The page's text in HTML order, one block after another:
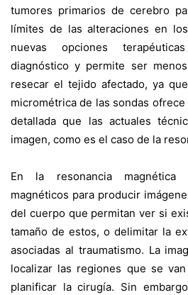
tumores primarios de cerebro
límites de las alteraciones en
nuevas opciones
diagnóstico y permite ser
resecar el tejido afectado, ya
micrométrica de las sondas
detallada que las actuales
imagen, como es el caso de la
En la resonancia magnética
magnéticos para producir
del cuerpo que permitan ver si
tamaño de estos, o delimitar la
asociadas al traumatismo. La
localizar las regiones que se
planificar la cirugía. Sin